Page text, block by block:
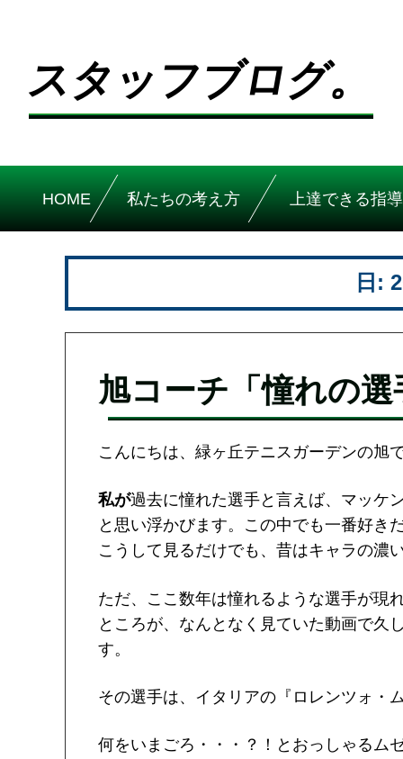
スタッフブログ。
HOME 私たちの考え方 上達できる指
日:
旭コーチ「憧れの選
こんにちは、緑ヶ丘テニスガーデンの旭
私が過去に憧れた選手と言えば、マッケ
と思い浮かびます。この中でも一番好き
こうして見るだけでも、昔はキャラの濃
ただ、ここ数年は憧れるような選手が現
ところが、なんとなく見ていた動画で久
す。
その選手は、イタリアの『ロレンツォ・
何をいまごろ・・・？！とおっしゃるム